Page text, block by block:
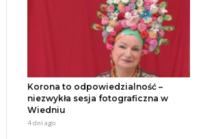
Korona to odpowiedzialność –
niezwykła sesja fotograficzna w
Wiedniu
4 dni ago